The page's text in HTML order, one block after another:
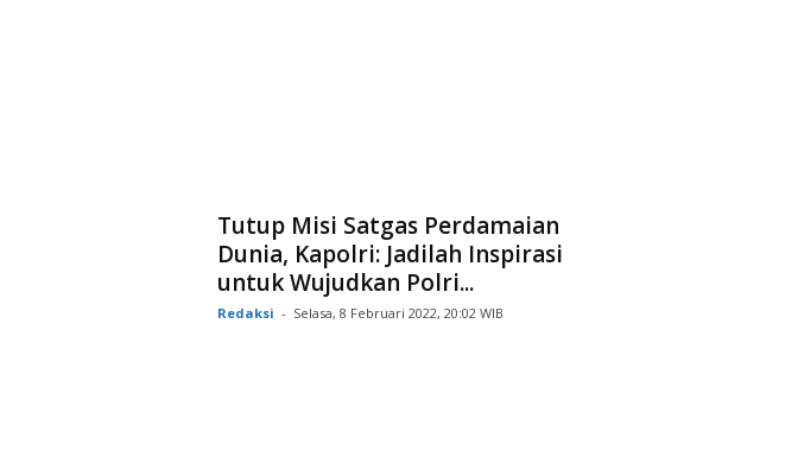
Tutup Misi Satgas Perdamaian
Dunia, Kapolri: Jadilah Inspirasi
untuk Wujudkan Polri...
Redaksi - Selasa, 8 Februari 2022, 20:02 WIB